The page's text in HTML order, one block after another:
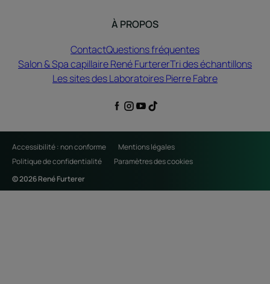
À PROPOS
ContactQuestions fréquentes
Salon & Spa capillaire René FurtererTri des échantillons
Les sites des Laboratoires Pierre Fabre
Accessibilité : non conforme
Mentions légales
Politique de confidentialité
Paramètres des cookies
© 2026 René Furterer